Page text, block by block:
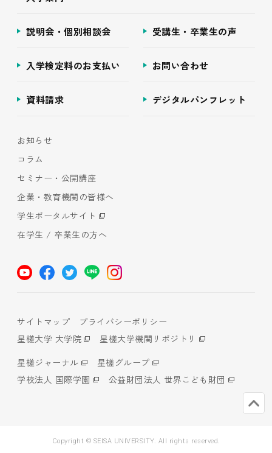
説明会・個別相談会 受講生・卒業生の声
入学検定料のお支払い お問い合わせ
資料請求 デジタルパンフレット
お知らせ
コラム
セミナー・公開講座
企業・教育機関の皆様へ
学生ポータルサイト
在学生 / 卒業生の方へ
サイトマップ
プライバシーポリシー
星槎大学 大学院
星槎大学機関リポジトリ
星槎ジャーナル
星槎グループ
学校法人 国際学園
公益財団法人 世界こども財団
Copyright © SEISA UNIVERSITY. All rights reserved.